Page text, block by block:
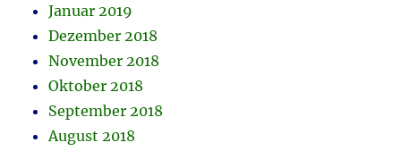
Januar 2019
Dezember 2018
November 2018
Oktober 2018
September 2018
August 2018